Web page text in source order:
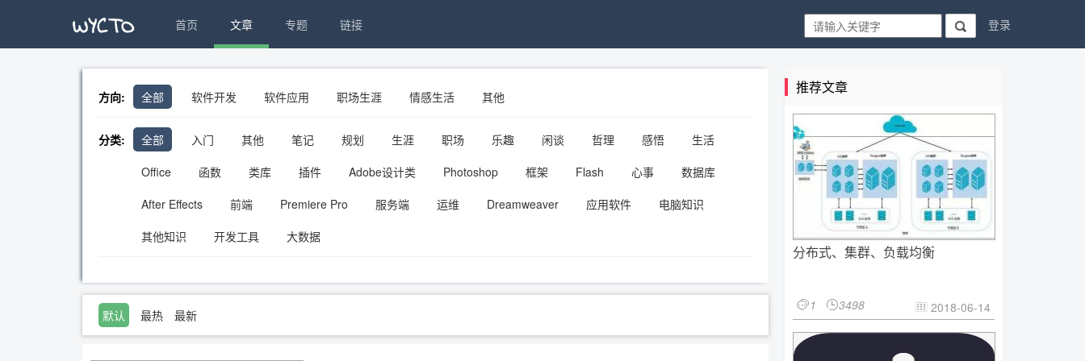
首页 文章 专题 链接  登录
方向: 全部 软件开发 软件应用 职场生涯 情感生活 其他
分类: 全部 入门 其他 笔记 规划 生涯 职场 乐趣 闲谈 哲理 感悟
生活
Office
函数 类库 插件 Adobe设计类 Photoshop 框架 Flash 心事
数据库
After Effects
前端 Premiere Pro 服务端 运维 Dreamweaver 应用软件
电脑知识
其他知识
开发工具 大数据
默认 最热 最新
推荐文章
分布式、集群、负载均衡
1 3498  2018-06-14